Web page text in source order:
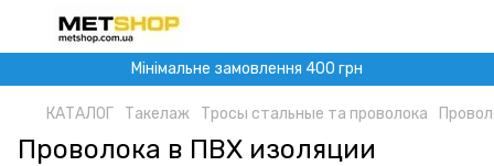
Мінімальне замовлення 400 грн
КАТАЛОГ Такелаж Тросы стальные та проволока
Проволока в ПВХ изоляции